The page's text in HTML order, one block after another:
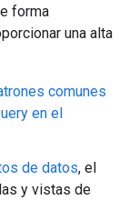
forma
una alta
comunes
en el
de datos, el
y vistas de